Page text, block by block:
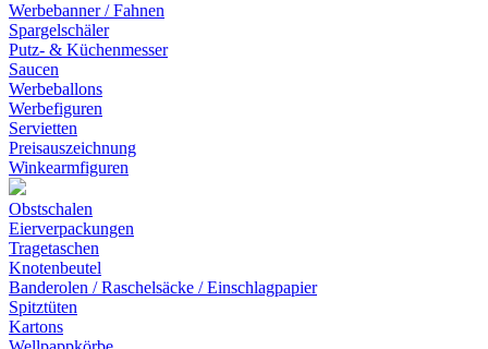
Werbebanner / Fahnen
Spargelschäler
Putz- & Küchenmesser
Saucen
Werbeballons
Werbefiguren
Servietten
Preisauszeichnung
Winkearmfiguren
Obstschalen
Eierverpackungen
Tragetaschen
Knotenbeutel
Banderolen / Raschelsäcke / Einschlagpapier
Spitztüten
Kartons